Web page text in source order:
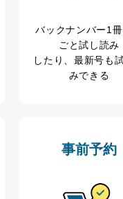
利用目的
バックナンバー1
ごと試し読み
したり、最新号も
みできる
事前予約